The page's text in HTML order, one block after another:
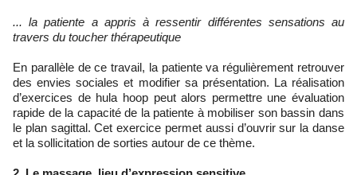
... la patiente a appris à ressentir différentes sensations au
travers du toucher thérapeutique
En parallèle de ce travail, la patiente va régulièrement retrouver
des envies sociales et modifier sa présentation. La réalisation
d’exercices de hula hoop peut alors permettre une évaluation
rapide de la capacité de la patiente à mobiliser son bassin dans
le plan sagittal. Cet exercice permet aussi d’ouvrir sur la danse
et la sollicitation de sorties autour de ce thème.